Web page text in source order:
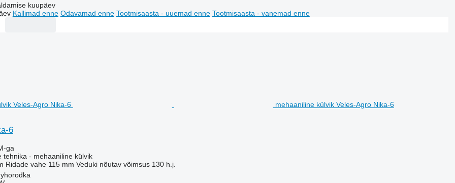
kuupäev
Kallimad enne Odavamad enne Tootmisaasta - uuemad enne Tootmisaasta - vanemad enne
mehaaniline külvik Veles-Agro Nika-6
6
ga
tehnika - mehaaniline külvik
Ridade vahe 115 mm Veduki nõutav võimsus 130 h.j.